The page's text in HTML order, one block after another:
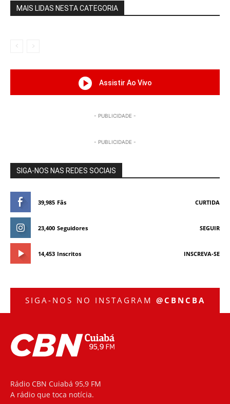
MAIS LIDAS NESTA CATEGORIA
Assistir Ao Vivo
- PUBLICIDADE -
- PUBLICIDADE -
SIGA-NOS NAS REDES SOCIAIS
39,985 Fãs CURTIDA
23,400 Seguidores SEGUIR
14,453 Inscritos INSCREVA-SE
SIGA-NOS NO INSTAGRAM @CBNCBA
Rádio CBN Cuiabá 95,9 FM
A rádio que toca notícia.